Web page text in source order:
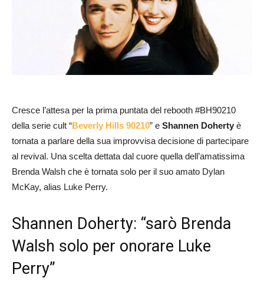
Cresce l’attesa per la prima puntata del rebooth #BH90210
della serie cult “Beverly Hills 90210” e Shannen Doherty è
tornata a parlare della sua improvvisa decisione di partecipare
al revival. Una scelta dettata dal cuore quella dell’amatissima
Brenda Walsh che è tornata solo per il suo amato Dylan
McKay, alias Luke Perry.
Shannen Doherty: “sarò Brenda
Walsh solo per onorare Luke
Perry”